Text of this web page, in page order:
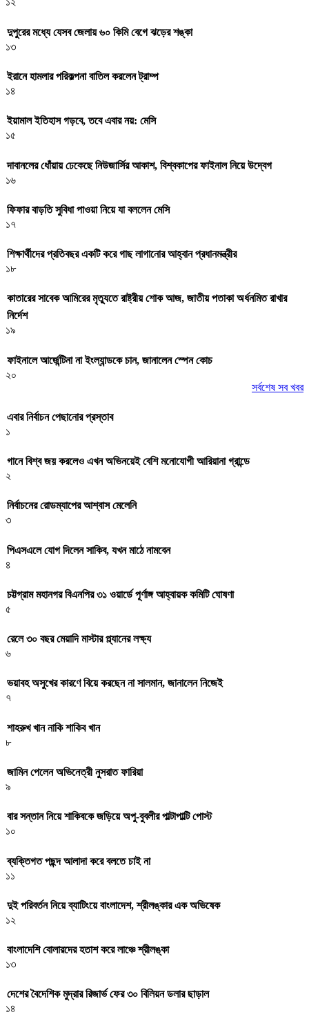
দুপুরের মধ্যে যেসব জেলায় ৬০ কিমি বেগে ঝড়ের শঙ্কা
১৩
ইরানে হামলার পরিকল্পনা বাতিল করলেন ট্রাম্প
১৪
ইয়ামাল ইতিহাস গড়বে, তবে এবার নয়: মেসি
১৫
দাবানলের ধোঁয়ায় ঢেকেছে নিউজার্সির আকাশ, বিশ্বকাপের ফাইনাল নিয়ে উদ্বেগ
১৬
ফিফার বাড়তি সুবিধা পাওয়া নিয়ে যা বললেন মেসি
১৭
শিক্ষার্থীদের প্রতিবছর একটি করে গাছ লাগানোর আহ্বান প্রধানমন্ত্রীর
১৮
কাতারের সাবেক আমিরের মৃত্যুতে রাষ্ট্রীয় শোক আজ, জাতীয় পতাকা অর্ধনমিত রাখার
নির্দেশ
১৯
ফাইনালে আর্জেন্টিনা না ইংল্যান্ডকে চান, জানালেন স্পেন কোচ
২০
সর্বশেষ সব খবর
এবার নির্বাচন পেছানোর প্রস্তাব
১
গানে বিশ্ব জয় করলেও এখন অভিনয়েই বেশি মনোযোগী আরিয়ানা গ্রান্ডে
২
নির্বাচনের রোডম্যাপের আশ্বাস মেলেনি
৩
পিএসএলে যোগ দিলেন সাকিব, যখন মাঠে নামবেন
৪
চট্টগ্রাম মহানগর বিএনপির ৩১ ওয়ার্ডে পূর্ণাঙ্গ আহ্বায়ক কমিটি ঘোষণা
৫
রেলে ৩০ বছর মেয়াদি মাস্টার প্ল্যানের লক্ষ্য
৬
ভয়াবহ অসুখের কারণে বিয়ে করছেন না সালমান, জানালেন নিজেই
৭
শাহরুখ খান নাকি শাকিব খান
৮
জামিন পেলেন অভিনেত্রী নুসরাত ফারিয়া
৯
বার সন্তান নিয়ে শাকিবকে জড়িয়ে অপু-বুবলীর পাল্টাপাল্টি পোস্ট
১০
ব্যক্তিগত পছন্দ আলাদা করে বলতে চাই না
১১
দুই পরিবর্তন নিয়ে ব্যাটিংয়ে বাংলাদেশ, শ্রীলঙ্কার এক অভিষেক
১২
বাংলাদেশি বোলারদের হতাশ করে লাঞ্চে শ্রীলঙ্কা
১৩
দেশের বৈদেশিক মুদ্রার রিজার্ভ ফের ৩০ বিলিয়ন ডলার ছাড়াল
১৪